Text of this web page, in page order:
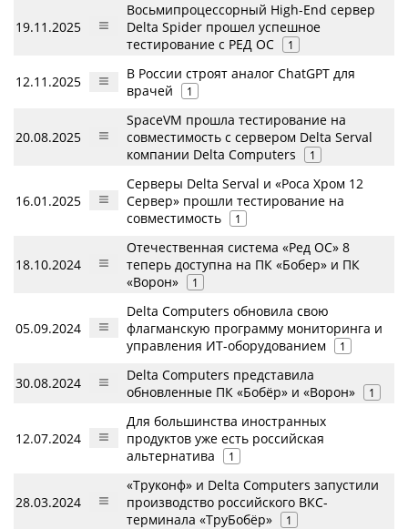
19.11.2025
Восьмипроцессорный High-End сервер
Delta Spider прошел успешное
тестирование с РЕД ОС
1
12.11.2025
В России строят аналог ChatGPT для
врачей
1
20.08.2025
SpaceVM прошла тестирование на
совместимость с сервером Delta Serval
компании Delta Computers
1
16.01.2025
Серверы Delta Serval и «Роса Хром 12
Сервер» прошли тестирование на
совместимость
1
18.10.2024
Отечественная система «Ред ОС» 8
теперь доступна на ПК «Бобер» и ПК
«Ворон»
1
05.09.2024
Delta Computers обновила свою
флагманскую программу мониторинга и
управления ИТ-оборудованием
1
30.08.2024
Delta Computers представила
обновленные ПК «Бобёр» и «Ворон»
1
12.07.2024
Для большинства иностранных
продуктов уже есть российская
альтернатива
1
28.03.2024
«Труконф» и Delta Computers запустили
производство российского ВКС-
терминала «ТруБобёр»
1